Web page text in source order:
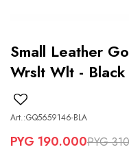
Small Leather
Wrslt Wlt - Black
GQ5659146-BLA
PYG 190.000PYG